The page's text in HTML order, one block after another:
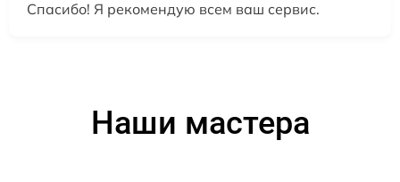
Спасибо! Я рекомендую всем ваш сервис.
Наши мастера